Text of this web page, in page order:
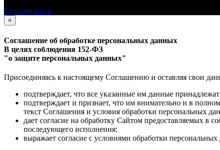
Разработано в
×
Соглашение об обработке персональных данных
В целях соблюдения 152-ФЗ
"о защите персональных данных"
Присоединяясь к настоящему Соглашению и оставляя свои
подтверждает, что все указанные им данные
подтверждает и признает, что им внимательно и в
текст Соглашения и условия обработки персональных
дает согласие на обработку Сайтом предоставляемых
последующего исполнения;
выражает согласие с условиями обработки